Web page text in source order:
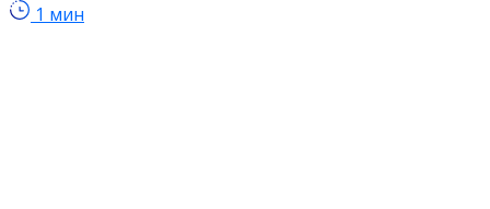
1 мин